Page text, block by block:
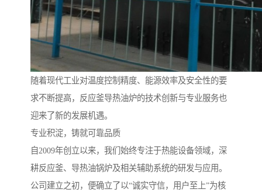
随着现代工业对温度控制精度、能源效率及安全性的要
求不断提高，反应釜导热油炉的技术创新与专业服务也
迎来了新的发展机遇。
专业积淀，铸就可靠品质
自2009年创立以来，我们始终专注于热能设备领域，深
耕反应釜、导热油锅炉及相关辅助系统的研发与应用。
公司建立之初，便确立了以“诚实守信，用户至上”为核